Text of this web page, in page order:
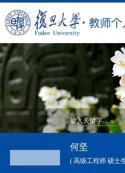
何坚
( 高级工程师 硕士